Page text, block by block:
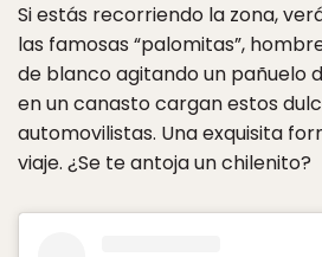
Si estás recorriendo la zona,
las famosas “palomitas”,
de blanco agitando un pañuelo
en un canasto cargan estos
automovilistas. Una exquisita
viaje. ¿Se te antoja un chilenito?